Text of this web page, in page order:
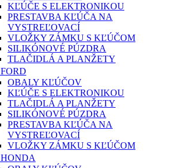
KĽÚČE S ELEKTRONIKOU
PRESTAVBA KĽÚČA NA
VYSTREĽOVACÍ
VLOŽKY ZÁMKU S KĽÚČOM
SILIKÓNOVÉ PÚZDRA
TLAČIDLÁ A PLANŽETY
FORD
OBALY KĽÚČOV
KĽÚČE S ELEKTRONIKOU
TLAČIDLÁ A PLANŽETY
SILIKÓNOVÉ PÚZDRA
PRESTAVBA KĽÚČA NA
VYSTREĽOVACÍ
VLOŽKY ZÁMKU S KĽÚČOM
HONDA